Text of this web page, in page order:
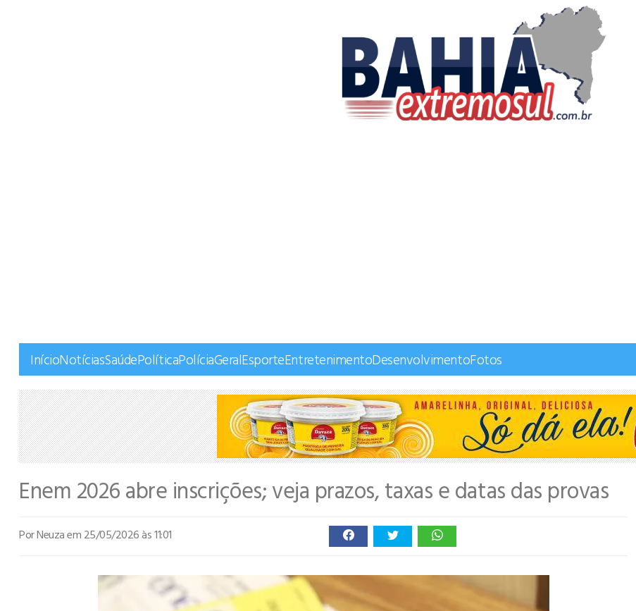
InícioNotíciasSaúdePolíticaPolíciaGeralEsporteEntretenimentoDesenvolvimentoFotos
Enem 2026 abre inscrições; veja prazos, taxas e datas das provas
Por Neuzaem 25/05/2026 às 11:01